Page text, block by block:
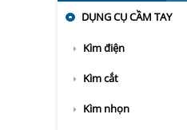
DỤNG CỤ CẦM TAY
Kìm điện
Kìm cắt
Kìm nhọn